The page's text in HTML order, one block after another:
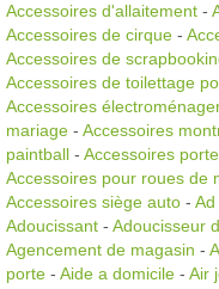
Accessoires d'allaitement -
Accessoires de cirque -
Accessoires de
Accessoires de toilettage
Accessoires
mariage - Accessoires
paintball - Accessoires
Accessoires pour roues de
Accessoires siège auto - Ad
Adoucissant - Adoucisseur
Agencement de magasin -
porte - Aide a domicile - Air